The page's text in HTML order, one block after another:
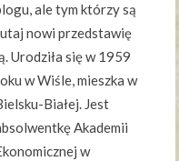
ale tym którzy są
nowi przedstawię
Urodziła się w 1959
w Wiśle, mieszka w
Białej. Jest
Akademii
w